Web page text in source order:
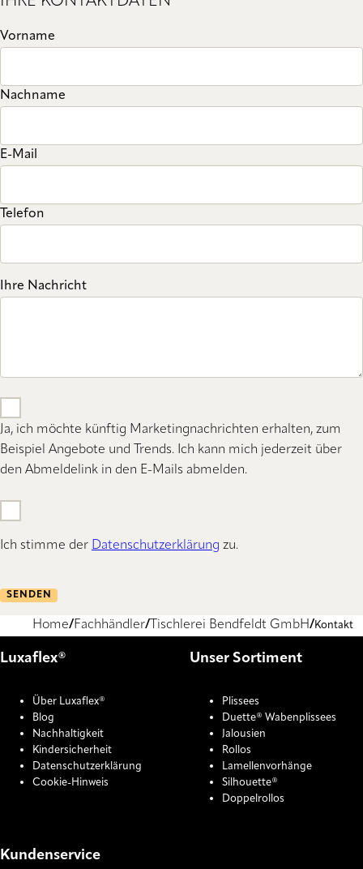
Vorname
Nachname
E-Mail
Telefon
Ihre Nachricht
Ja, ich möchte künftig Marketingnachrichten erhalten, zum
Beispiel Angebote und Trends. Ich kann mich jederzeit über
den Abmeldelink in den E-Mails abmelden.
Ich stimme der Datenschutzerklärung zu.
SENDEN
Home Fachhändler Tischlerei Bendfeldt GmbH Kontakt
Luxaflex®
Über Luxaflex®
Blog
Nachhaltigkeit
Kindersicherheit
Datenschutzerklärung
Cookie-Hinweis
Unser Sortiment
Plissees
Duette® Wabenplissees
Jalousien
Rollos
Lamellenvorhänge
Silhouette®
Doppelrollos
Kundenservice